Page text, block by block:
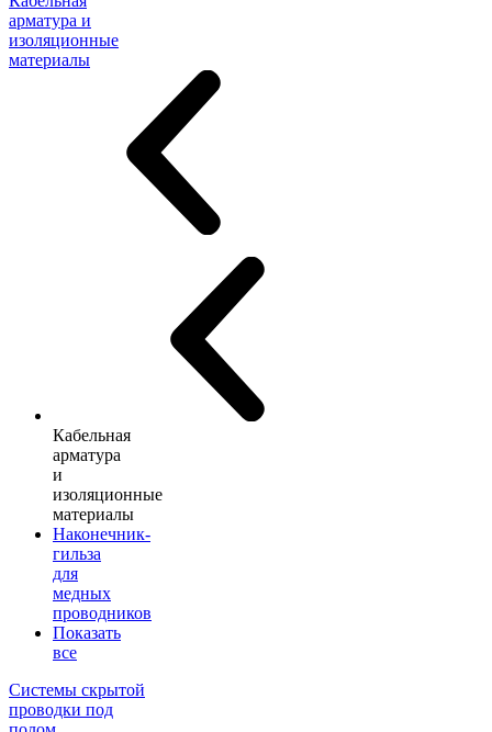
арматура и
изоляционные
материалы
Кабельная
арматура
и
изоляционные
материалы
Наконечник-
гильза
для
медных
проводников
Показать
все
Системы скрытой
проводки под